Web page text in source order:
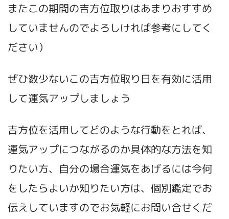
またこの期間の吉方位取りはあまりおすすめ
していませんのでよろしければ参考にしてく
ださい）
ぜひ数少ないこの吉方位取り日を有効に活用
して運気アップしましょう
吉方位を活用してどのような行動をとれば、
運気アップにつながるのか具体的な方法を知
りたい方、自分の場合運気をあげるには今何
をしたらよいか知りたい方は、個別鑑定でお
伝えしていますのでお気軽にお問い合せくだ